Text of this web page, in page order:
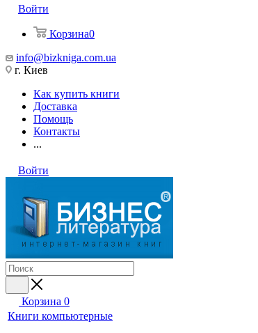
Войти
Корзина0
info@bizkniga.com.ua
г. Киев
Как купить книги
Доставка
Помощь
Контакты
...
Войти
Корзина 0
Книги компьютерные